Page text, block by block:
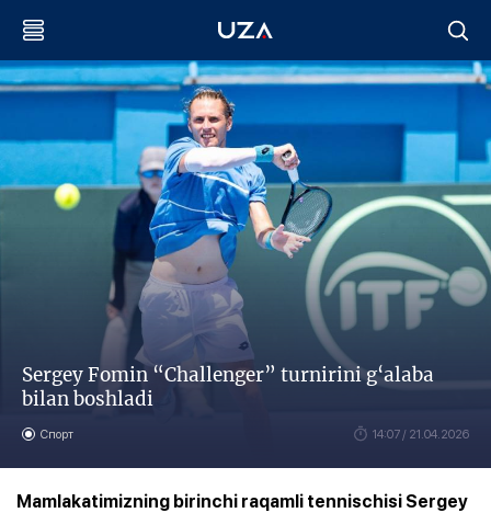
Sergey Fomin “Challenger” turnirini g‘alaba
bilan boshladi
Спорт 14:07 / 21.04.2026
Mamlakatimizning birinchi raqamli tennischisi Sergey